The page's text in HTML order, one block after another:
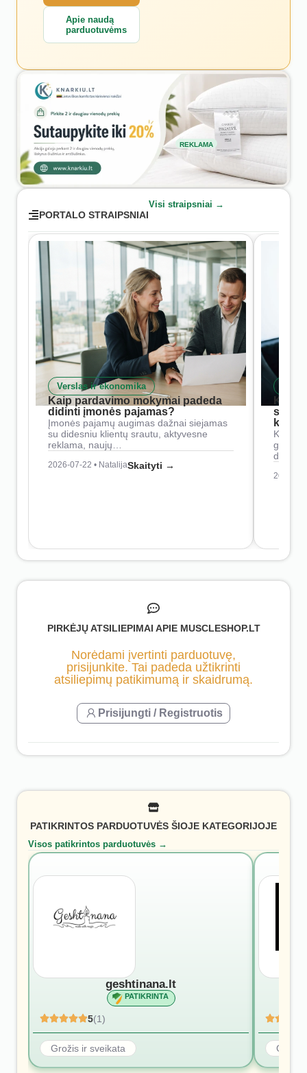
Apie naudą
parduotuvėms
REKLAMA
PORTALO STRAIPSNIAI
Visi straipsniai →
Verslas ir ekonomika
Kaip pardavimo mokymai padeda
didinti įmonės pajamas?
Įmonės pajamų augimas dažnai siejamas
su didesniu klientų srautu, aktyvesne
reklama, naujų…
2026-07-22 • NatalijaSkaityti →
Kaip
2026-
PIRKĖJŲ ATSILIEPIMAI APIE MUSCLESHOP.LT
Norėdami įvertinti parduotuvę,
prisijunkite. Tai padeda užtikrinti
atsiliepimų patikimumą ir skaidrumą.
Prisijungti / Registruotis
PATIKRINTOS PARDUOTUVĖS ŠIOJE KATEGORIJOJE
Visos patikrintos parduotuvės →
geshtinana.lt
PATIKRINTA
5(1)
Grožis ir sveikata Grožis